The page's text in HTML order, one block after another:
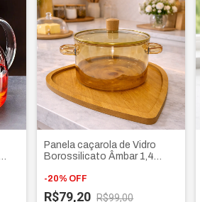
Panela caçarola de Vidro
Borossilicato Âmbar 1,4
dupla
-20% OFF
R$79,20 R$99,00